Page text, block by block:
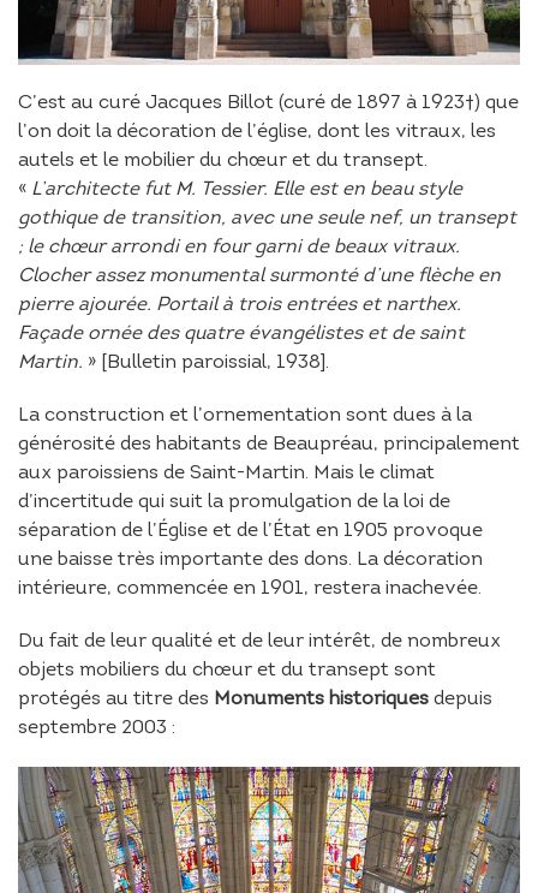
C’est au curé Jacques Billot (curé de 1897 à 1923†) que
l’on doit la décoration de l’église, dont les vitraux, les
autels et le mobilier du chœur et du transept.
« L’architecte fut M. Tessier. Elle est en beau style
gothique de transition, avec une seule nef, un transept
; le chœur arrondi en four garni de beaux vitraux.
Clocher assez monumental surmonté d’une flèche en
pierre ajourée. Portail à trois entrées et narthex.
Façade ornée des quatre évangélistes et de saint
Martin. » [Bulletin paroissial, 1938].
La construction et l’ornementation sont dues à la
générosité des habitants de Beaupréau, principalement
aux paroissiens de Saint-Martin. Mais le climat
d’incertitude qui suit la promulgation de la loi de
séparation de l’Église et de l’État en 1905 provoque
une baisse très importante des dons. La décoration
intérieure, commencée en 1901, restera inachevée.
Du fait de leur qualité et de leur intérêt, de nombreux
objets mobiliers du chœur et du transept sont
protégés au titre des Monuments historiques depuis
septembre 2003 :